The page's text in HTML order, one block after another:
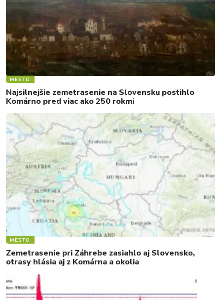
MESTO
Najsilnejšie zemetrasenie na Slovensku postihlo
Komárno pred viac ako 250 rokmi
MESTO
Zemetrasenie pri Záhrebe zasiahlo aj Slovensko,
otrasy hlásia aj z Komárna a okolia